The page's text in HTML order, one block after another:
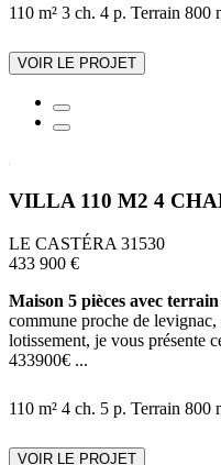
110 m² 3 ch. 4 p. Terrain 800
VOIR LE PROJET
VILLA 110 M2 4
LE CASTÉRA 31530
433 900 €
Maison 5 pièces avec
commune proche de
lotissement, je vous présente
433900€ ...
110 m² 4 ch. 5 p. Terrain 800
VOIR LE PROJET